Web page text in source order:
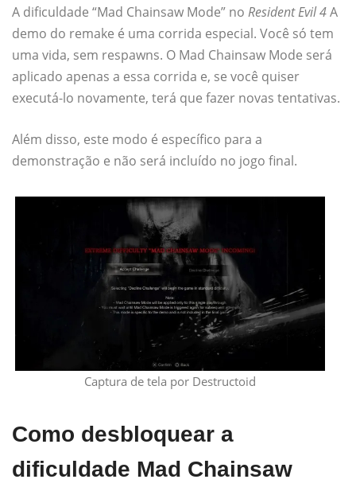
A dificuldade “Mad Chainsaw Mode” no Resident Evil 4A
demo do remake é uma corrida especial. Você só tem
uma vida, sem respawns. O Mad Chainsaw Mode será
aplicado apenas a essa corrida e, se você quiser
executá-lo novamente, terá que fazer novas tentativas.
Além disso, este modo é específico para a
demonstração e não será incluído no jogo final.
Captura de tela por Destructoid
Como desbloquear a
dificuldade Mad Chainsaw